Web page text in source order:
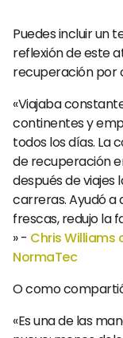
Puedes incluir un
reflexión de este
recuperación por
«Viajaba
continentes y
todos los días. La
de recuperación
después de
carreras. Ayudó a
frescas, redujo la
» - Chris Williams
NormaTec
O como
«Es una de las